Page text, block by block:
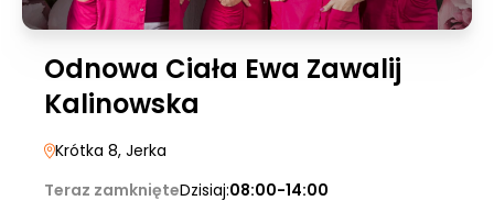
Odnowa Ciała Ewa Zawalij
Kalinowska
Krótka 8, Jerka
Teraz zamknięteDzisiaj:08:00-14:00